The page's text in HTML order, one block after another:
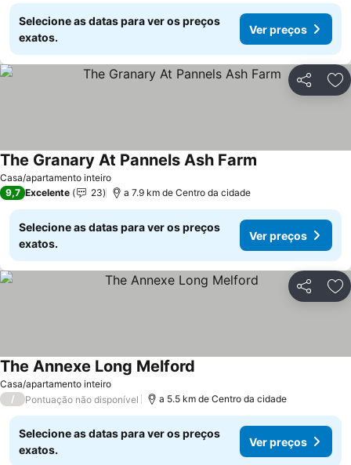
Selecione as datas para ver os preços
exatos.
Ver preços
Partilhar
Casa/apartamento inteiro
The Granary At Pannels Ash Farm
9,7 Excelente 23 a 7.9 km de Centro da cidade
Selecione as datas para ver os preços
exatos.
Ver preços
Partilhar
Casa/apartamento inteiro
The Annexe Long Melford
/ Pontuação não disponível a 5.5 km de Centro da cidade
Selecione as datas para ver os preços
exatos.
Ver preços